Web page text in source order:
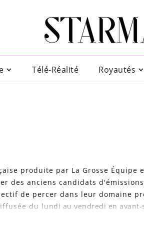
Télé-Réalité Royautés
produite par La Grosse Équipe
des anciens candidats
de percer dans leur domaine
du lundi au vendredi en avant-